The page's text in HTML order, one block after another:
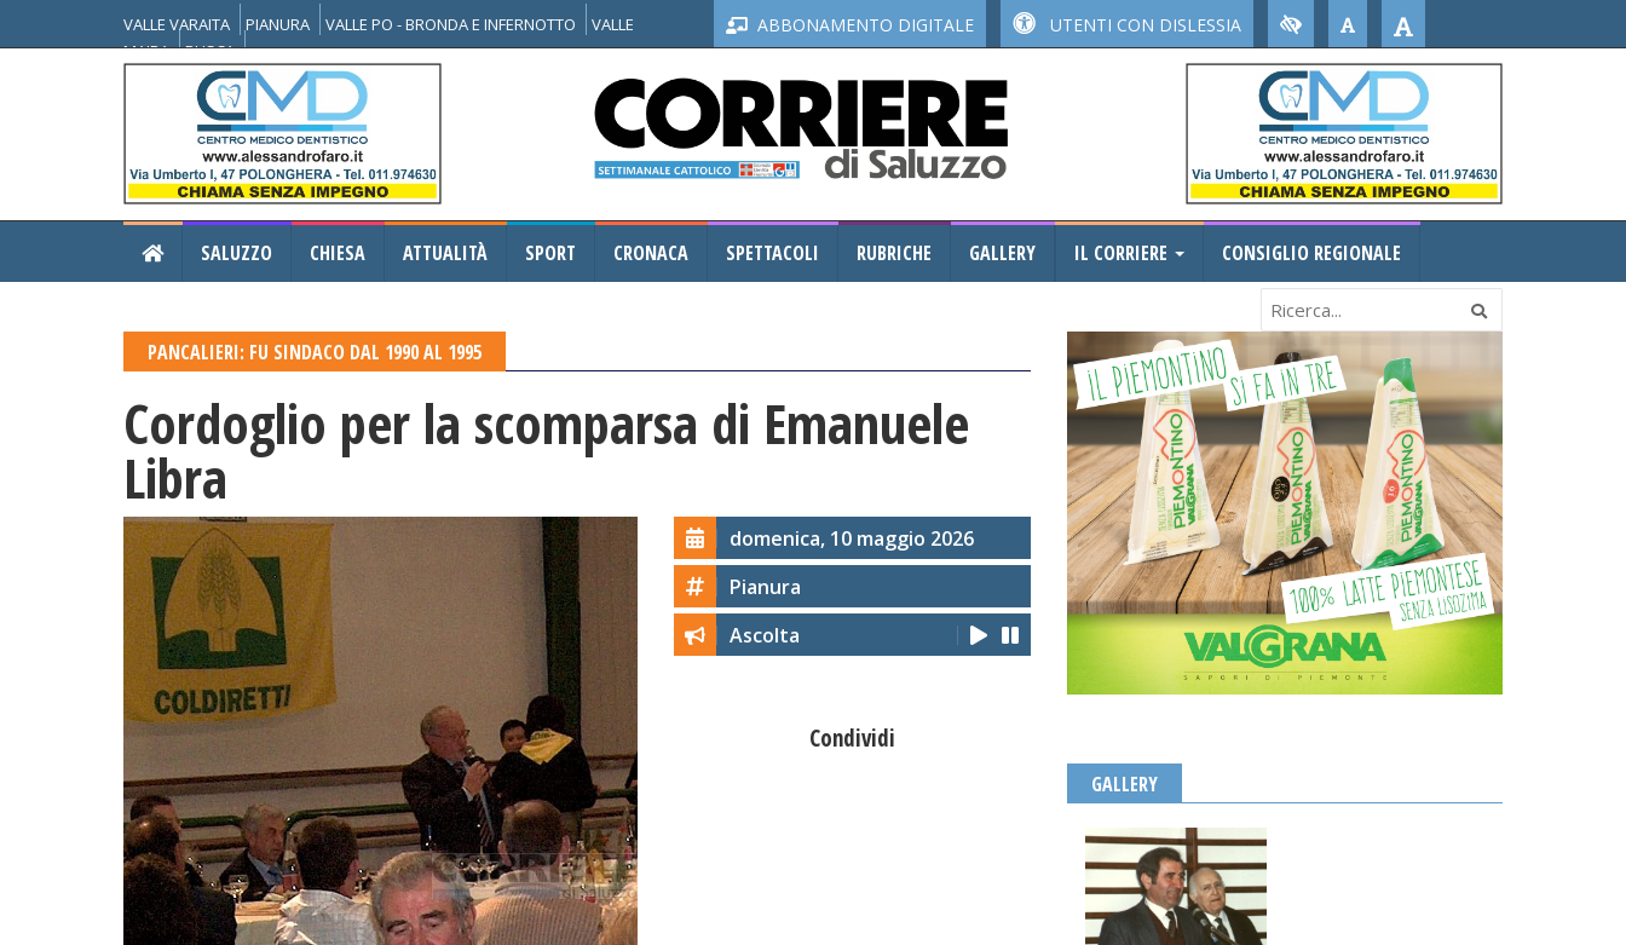
VALLE VARAITA PIANURA VALLE PO - BRONDA E INFERNOTTO
VALLE
MAIRA
BUSCA
ABBONAMENTO DIGITALE UTENTI CON DISLESSIA
SALUZZO CHIESA ATTUALITÀ SPORT CRONACA SPETTACOLI RUBRICHE GALLERY IL CORRIERE CONSIGLIO REGIONALE
PANCALIERI: FU SINDACO DAL 1990 AL 1995
Cordoglio per la scomparsa di Emanuele
Libra
domenica, 10 maggio 2026
Pianura
Ascolta
Condividi
GALLERY